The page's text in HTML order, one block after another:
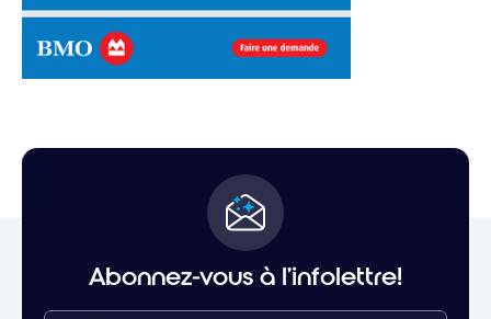
Abonnez-vous à l'infolettre!